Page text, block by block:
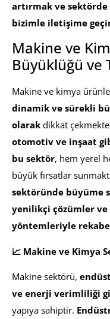
artırmak ve
bizimle iletişime
Makine ve
Büyüklüğü ve
Makine ve kimya
dinamik ve sürekli
olarak dikkat
otomotiv ve inşaat
bu sektör, hem yerel
büyük fırsatlar
sektöründe büyüme
yenilikçi çözümler
yöntemleriyle
📈 Makine ve Kimya
Makine sektörü,
ve enerji verimliliği
yapıya sahiptir.